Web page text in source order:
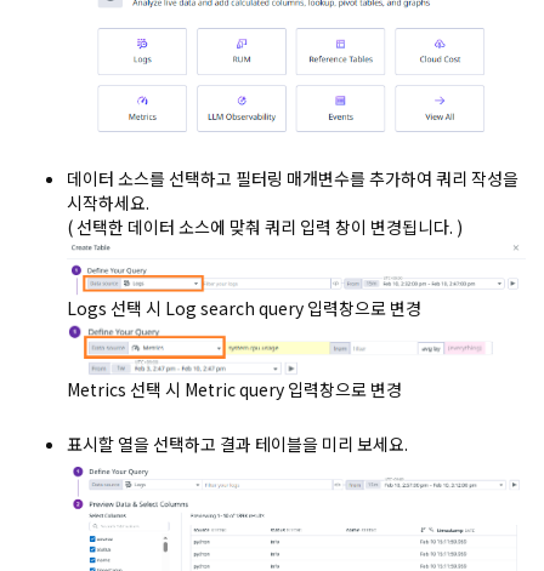
데이터 소스를 선택하고 필터링 매개변수를 추가하여 쿼리 작성을
시작하세요.
( 선택한 데이터 소스에 맞춰 쿼리 입력 창이 변경됩니다. )
Logs 선택 시 Log search query 입력창으로 변경
Metrics 선택 시 Metric query 입력창으로 변경
표시할 열을 선택하고 결과 테이블을 미리 보세요.